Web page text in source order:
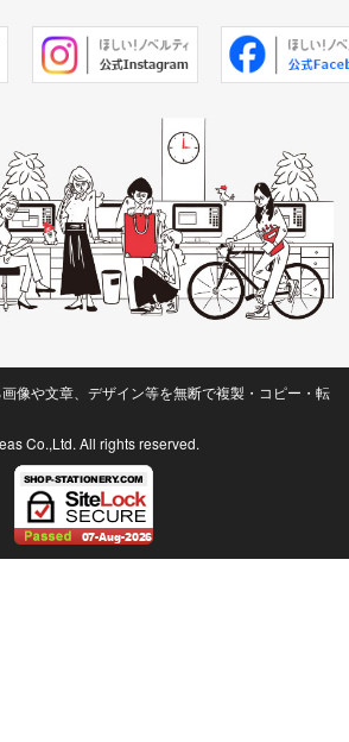
像や文章、デザイン等を無断で複製・コピー・転
Co.,Ltd. All rights reserved.